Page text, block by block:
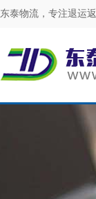
东泰物流，专注退运